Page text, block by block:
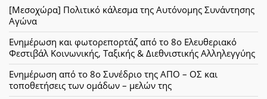
[Μεσοχώρα] Πολιτικό κάλεσμα της Αυτόνομης Συνάντησης
Αγώνα
Ενημέρωση και φωτορεπορτάζ από το 8ο Ελευθεριακό
Φεστιβάλ Κοινωνικής, Ταξικής & Διεθνιστικής Αλληλεγγύης
Ενημέρωση από το 8ο Συνέδριο της ΑΠΟ – ΟΣ και
τοποθετήσεις των ομάδων – μελών της